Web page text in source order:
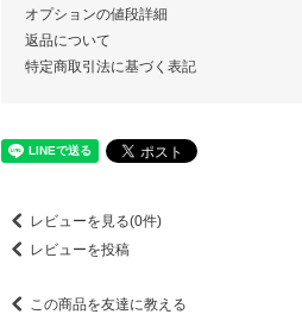
オプションの値段詳細
返品について
特定商取引法に基づく表記
レビューを見る(0件)
レビューを投稿
この商品を友達に教える